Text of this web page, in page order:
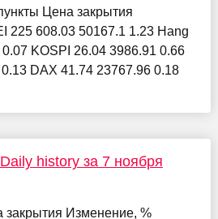
Цена закрытия
225 608.03 50167.1 1.23 Hang
KOSPI 26.04 3986.91 0.66
DAX 41.74 23767.96 0.18
history за 7 ноября
Изменение, %